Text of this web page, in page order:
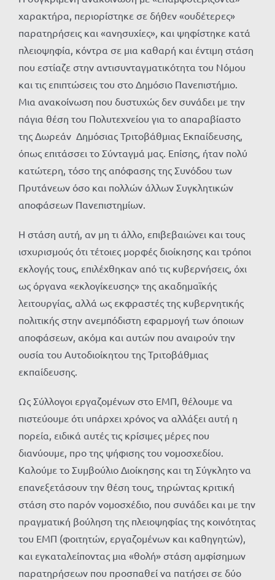
χαρακτήρα, περιορίστηκε σε δήθεν «ουδέτερες»
παρατηρήσεις και «ανησυχίες», και ψηφίστηκε κατά
πλειοψηφία, κόντρα σε μια καθαρή και έντιμη στάση
που εστίαζε στην αντισυνταγματικότητα του Νόμου
και τις επιπτώσεις του στο Δημόσιο Πανεπιστήμιο.
Μια ανακοίνωση που δυστυχώς δεν συνάδει με την
πάγια θέση του Πολυτεχνείου για το απαραβίαστο
της Δωρεάν Δημόσιας Τριτοβάθμιας Εκπαίδευσης,
όπως επιτάσσει το Σύνταγμά μας. Επίσης, ήταν πολύ
κατώτερη, τόσο της απόφασης της Συνόδου των
Πρυτάνεων όσο και πολλών άλλων Συγκλητικών
αποφάσεων Πανεπιστημίων.
Η στάση αυτή, αν μη τι άλλο, επιβεβαιώνει και τους
ισχυρισμούς ότι τέτοιες μορφές διοίκησης και τρόποι
εκλογής τους, επιλέχθηκαν από τις κυβερνήσεις, όχι
ως όργανα «εκλογίκευσης» της ακαδημαϊκής
λειτουργίας, αλλά ως εκφραστές της κυβερνητικής
πολιτικής στην ανεμπόδιστη εφαρμογή των όποιων
αποφάσεων, ακόμα και αυτών που αναιρούν την
ουσία του Αυτοδιοίκητου της Τριτοβάθμιας
εκπαίδευσης.
Ως Σύλλογοι εργαζομένων στο ΕΜΠ, θέλουμε να
πιστεύουμε ότι υπάρχει χρόνος να αλλάξει αυτή η
πορεία, ειδικά αυτές τις κρίσιμες μέρες που
διανύουμε, προ της ψήφισης του νομοσχεδίου.
Καλούμε το Συμβούλιο Διοίκησης και τη Σύγκλητο να
επανεξετάσουν την θέση τους, τηρώντας κριτική
στάση στο παρόν νομοσχέδιο, που συνάδει και με την
πραγματική βούληση της πλειοψηφίας της κοινότητας
του ΕΜΠ (φοιτητών, εργαζομένων και καθηγητών),
και εγκαταλείποντας μια «θολή» στάση αμφίσημων
παρατηρήσεων που προσπαθεί να πατήσει σε δύο